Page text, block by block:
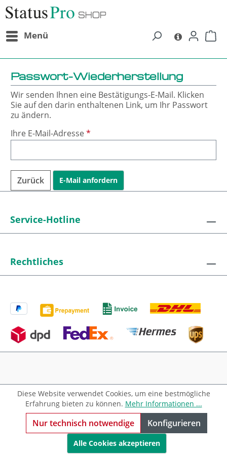
springen
Menü
Passwort-Wiederherstellung
Wir senden Ihnen eine Bestätigungs-E-Mail. Klicken
Sie auf den darin enthaltenen Link, um Ihr Passwort
zu ändern.
Ihre E-Mail-Adresse*
Zurück E-Mail anfordern
Service-Hotline
Rechtliches
Alle Preise exkl. gesetzl. Mehrwertsteuer zzgl.
Versandkostenund ggf. Nachnahmegebühren, wenn
nicht anders angegeben.
Realisiert mit Shopware
Diese Website verwendet Cookies, um eine bestmögliche
Erfahrung bieten zu können. Mehr Informationen ...
Nur technisch notwendige Konfigurieren
Alle Cookies akzeptieren